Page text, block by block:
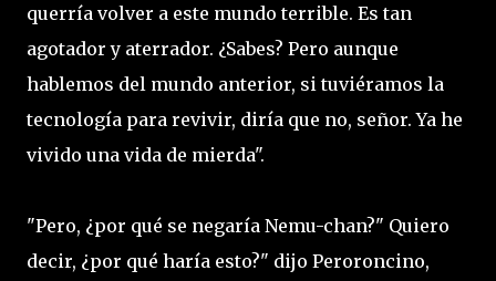
querría volver a este mundo terrible. Es tan
agotador y aterrador. ¿Sabes? Pero aunque
hablemos del mundo anterior, si tuviéramos la
tecnología para revivir, diría que no, señor. Ya he
vivido una vida de mierda".
"Pero, ¿por qué se negaría Nemu-chan?" Quiero
decir, ¿por qué haría esto?" dijo Peroroncino,